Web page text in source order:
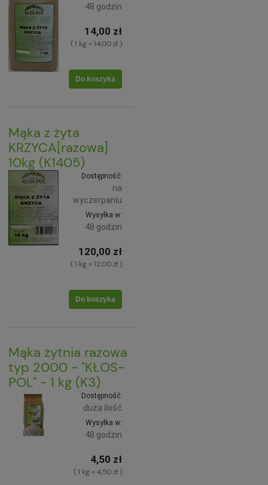
48 godzin
14,00 zł
( 1 kg = 14,00 zł )
Do koszyka
Mąka z żyta
KRZYCA[razowa]
10kg (K1405)
Dostępność:
na
wyczerpaniu
Wysyłka w:
48 godzin
120,00 zł
( 1 kg = 12,00 zł )
Do koszyka
Mąka żytnia razowa
typ 2000 - "KŁOS-
POL" - 1 kg (K3)
Dostępność:
duża ilość
Wysyłka w:
48 godzin
4,50 zł
( 1 kg = 4,50 zł )